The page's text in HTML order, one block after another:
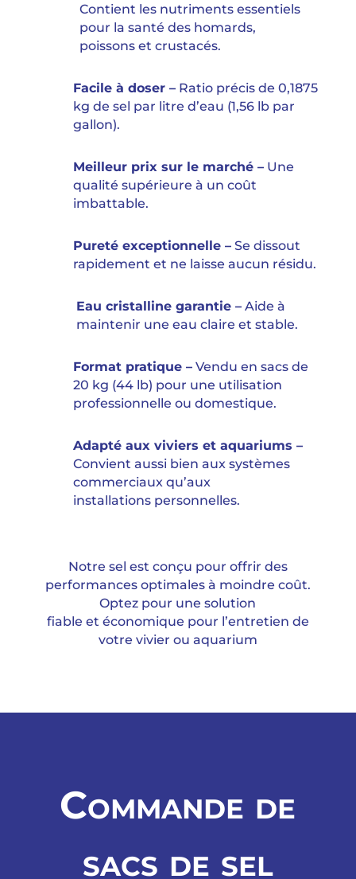
Contient les nutriments essentiels
pour la santé des homards,
poissons et crustacés.
Facile à doser –Ratio précis de 0,1875
kg de sel par litre d’eau (1,56 lb par
gallon).
Meilleur prix sur le marché –Une
qualité supérieure à un coût
imbattable.
Pureté exceptionnelle –Se dissout
rapidement et ne laisse aucun résidu.
Eau cristalline garantie –Aide à
maintenir une eau claire et stable.
Format pratique –Vendu en sacs de
20 kg (44 lb) pour une utilisation
professionnelle ou domestique.
Adapté aux viviers et aquariums –
Convient aussi bien aux systèmes
commerciaux qu’aux
installations personnelles.
Notre sel est conçu pour offrir des
performances optimales à moindre coût.
Optez pour une solution
fiable et économique pour l’entretien de
votre vivier ou aquarium
Commande de
sacs de sel